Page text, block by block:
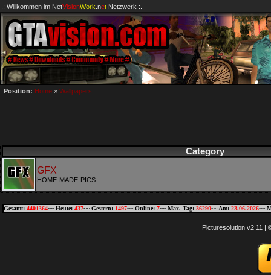
.: Willkommen im NetVisionWork .netNetzwerk :.
Position: Home » Wallpapers
Category
GFX
HOME-MADE-PICS
Gesamt: 4401364~~ Heute: 437~~ Gestern: 1497~~ Online: 7~~ Max. Tag: 36290~~ Am: 23.06.2026~~
Picturesolution v2.11 |